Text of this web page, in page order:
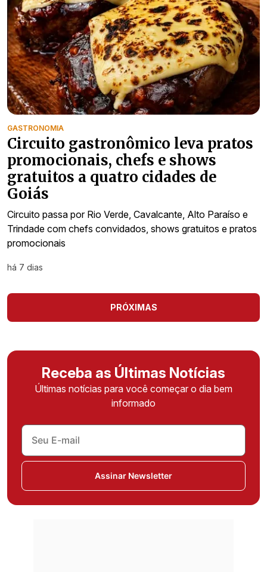
GASTRONOMIA
Circuito gastronômico leva pratos
promocionais, chefs e shows
gratuitos a quatro cidades de
Goiás
Circuito passa por Rio Verde, Cavalcante, Alto Paraíso e
Trindade com chefs convidados, shows gratuitos e pratos
promocionais
há 7 dias
PRÓXIMAS
Receba as Últimas Notícias
Últimas notícias para você começar o dia bem
informado
Assinar Newsletter